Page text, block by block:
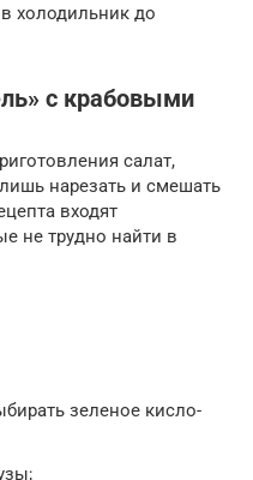
холодильник до
с крабовыми
салат,
нарезать и смешать
входят
не трудно найти в
зеленое кисло-